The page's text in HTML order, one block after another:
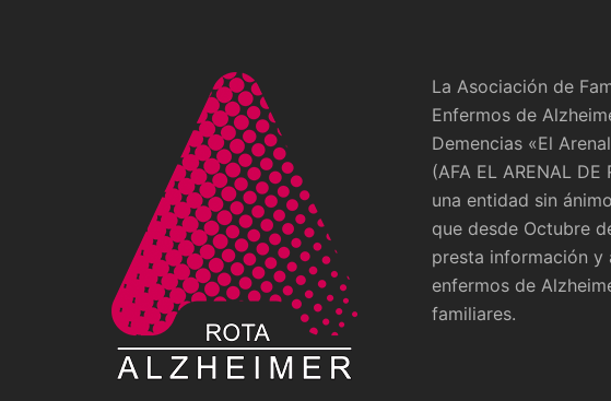
La Asociación de
Enfermos de
Demencias «El
(AFA EL ARENAL DE
una entidad sin
que desde Octubre
presta información y
enfermos de
familiares.